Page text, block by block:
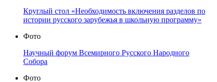
Круглый стол «Необходимость включения разделов по
истории русского зарубежья в школьную программу»
Фото
Научный форум Всемирного Русского Народного
Собора
Фото